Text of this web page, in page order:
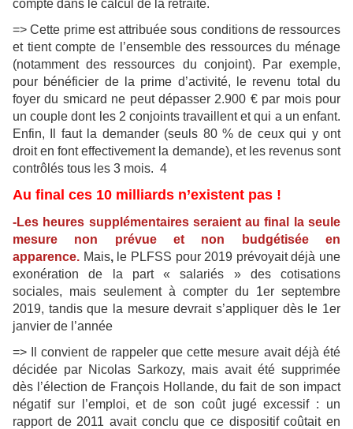
compte dans le calcul de la retraite.
=> Cette prime est attribuée sous conditions de ressources
et tient compte de l’ensemble des ressources du ménage
(notamment des ressources du conjoint). Par exemple,
pour bénéficier de la prime d’activité, le revenu total du
foyer du smicard ne peut dépasser 2.900 € par mois pour
un couple dont les 2 conjoints travaillent et qui a un enfant.
Enfin, Il faut la demander (seuls 80 % de ceux qui y ont
droit en font effectivement la demande), et les revenus sont
contrôlés tous les 3 mois. 4
Au final ces 10 milliards n’existent pas !
-Les heures supplémentaires seraient au final la seule
mesure non prévue et non budgétisée en
apparence. Mais, le PLFSS pour 2019 prévoyait déjà une
exonération de la part « salariés » des cotisations
sociales, mais seulement à compter du 1er septembre
2019, tandis que la mesure devrait s’appliquer dès le 1er
janvier de l’année
=> Il convient de rappeler que cette mesure avait déjà été
décidée par Nicolas Sarkozy, mais avait été supprimée
dès l’élection de François Hollande, du fait de son impact
négatif sur l’emploi, et de son coût jugé excessif : un
rapport de 2011 avait conclu que ce dispositif coûtait en